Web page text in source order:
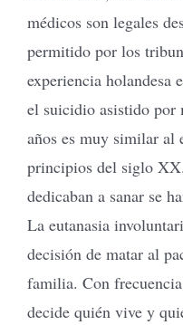
médicos son legales
permitido por los
experiencia holandesa
el suicidio asistido por
años es muy similar al
principios del siglo
dedicaban a sanar se
La eutanasia
decisión de matar al
familia. Con
decide quién vive y